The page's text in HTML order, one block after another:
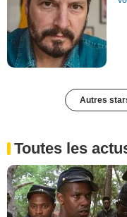
Autres
Toutes les